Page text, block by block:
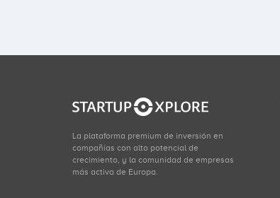
La plataforma premium de inversión en
compañías con alto potencial de
crecimiento, y la comunidad de empresas
más activa de Europa.